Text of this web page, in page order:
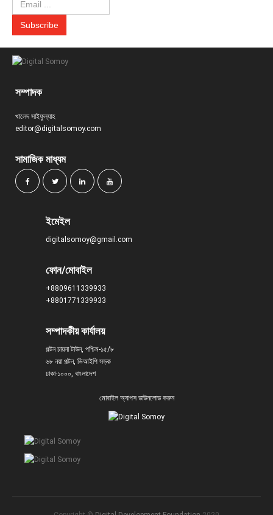
সম্পাদক
খালেদ সাইফুল্যাহ
editor@digitalsomoy.com
সামাজিক মাধ্যম
ইমেইল
digitalsomoy@gmail.com
ফোন/মোবাইল
+8809611339933
+8801771339933
সম্পাদকীয় কার্যালয়
পল্টন চায়না টাউন, পশ্চিম-১৫/৮
৬৮ নয়া পল্টন, ভিআইপি সড়ক
ঢাকা-১০০০, বাংলাদেশ
মোবাইল অ্যাপস ডাউনলোড করুন